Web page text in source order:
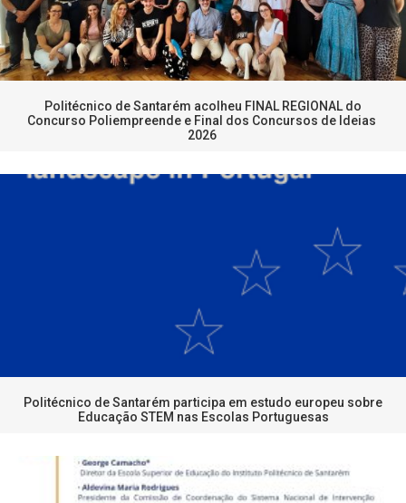
Politécnico de Santarém acolheu FINAL REGIONAL do
Concurso Poliempreende e Final dos Concursos de Ideias
2026
Politécnico de Santarém participa em estudo europeu sobre
Educação STEM nas Escolas Portuguesas